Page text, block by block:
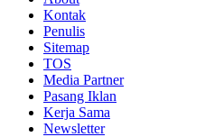
Kontak
Penulis
Sitemap
TOS
Media Partner
Pasang Iklan
Kerja Sama
Newsletter